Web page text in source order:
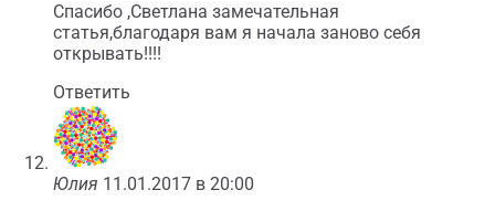
Спасибо ,Светлана замечательная
статья,благодаря вам я начала заново себя
открывать!!!!
Ответить
Юлия 11.01.2017 в 20:00